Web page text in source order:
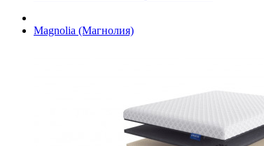
Magnolia (Магнолия)